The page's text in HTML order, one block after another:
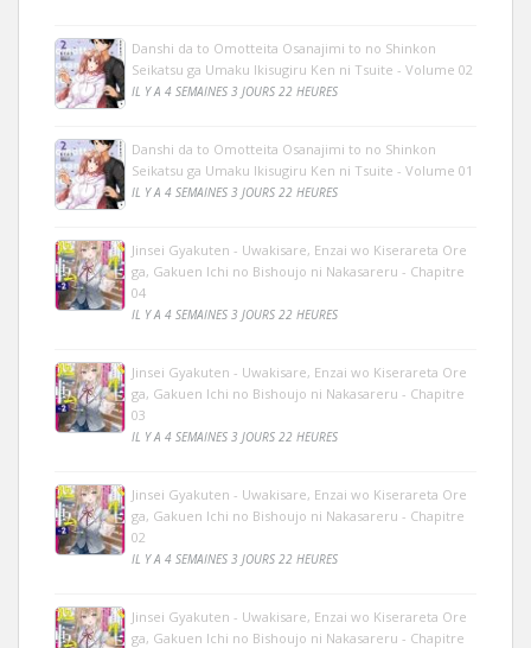
Danshi da to Omotteita Osanajimi to no Shinkon
Seikatsu ga Umaku Ikisugiru Ken ni Tsuite - Volume 02
IL Y A 4 SEMAINES 3 JOURS 22 HEURES
Danshi da to Omotteita Osanajimi to no Shinkon
Seikatsu ga Umaku Ikisugiru Ken ni Tsuite - Volume 01
IL Y A 4 SEMAINES 3 JOURS 22 HEURES
Jinsei Gyakuten - Uwakisare, Enzai wo Kiserareta Ore
ga, Gakuen Ichi no Bishoujo ni Nakasareru - Chapitre
04
IL Y A 4 SEMAINES 3 JOURS 22 HEURES
Jinsei Gyakuten - Uwakisare, Enzai wo Kiserareta Ore
ga, Gakuen Ichi no Bishoujo ni Nakasareru - Chapitre
03
IL Y A 4 SEMAINES 3 JOURS 22 HEURES
Jinsei Gyakuten - Uwakisare, Enzai wo Kiserareta Ore
ga, Gakuen Ichi no Bishoujo ni Nakasareru - Chapitre
02
IL Y A 4 SEMAINES 3 JOURS 22 HEURES
Jinsei Gyakuten - Uwakisare, Enzai wo Kiserareta Ore
ga, Gakuen Ichi no Bishoujo ni Nakasareru - Chapitre